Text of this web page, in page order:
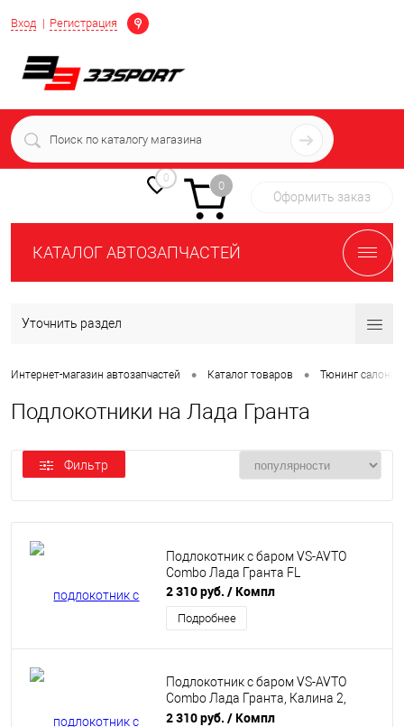
Вход Регистрация
Определение
+7 (939) 716-10-06
пн-пт 7:00-16:00 МСК
0
0
Оформить заказ
КАТАЛОГ АВТОЗАПЧАСТЕЙ
Уточнить раздел
Интернет-магазин автозапчастей • Каталог товаров • Тюнинг салона
Подлокотники на Лада Гранта
Фильтр
Подлокотник с баром VS-AVTO
Combo Лада Гранта FL
2 310 руб. / Компл
Подробнее
Подлокотник с баром VS-AVTO
Combo Лада Гранта, Калина 2,
Датсун
2 310 руб. / Компл